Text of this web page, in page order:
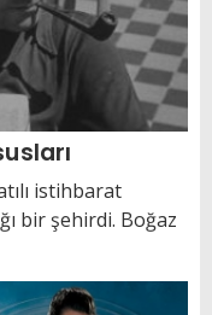
istihbarat
bir şehirdi. Boğaz